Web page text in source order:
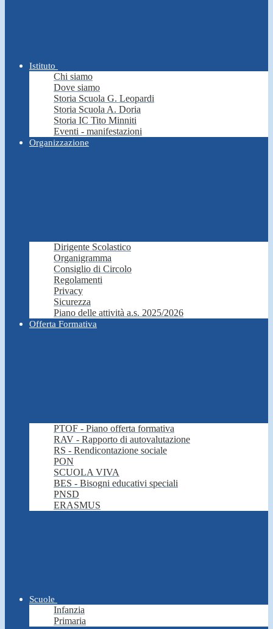
Istituto
Chi siamo
Dove siamo
Storia Scuola G. Leopardi
Storia Scuola A. Doria
Storia IC Tito Minniti
Eventi - manifestazioni
Organizzazione
Dirigente Scolastico
Organigramma
Consiglio di Circolo
Regolamenti
Privacy
Sicurezza
Piano delle attività a.s. 2025/2026
Offerta Formativa
PTOF - Piano offerta formativa
RAV - Rapporto di autovalutazione
RS - Rendicontazione sociale
PON
SCUOLA VIVA
BES - Bisogni educativi speciali
PNSD
ERASMUS
Scuole
Infanzia
Primaria